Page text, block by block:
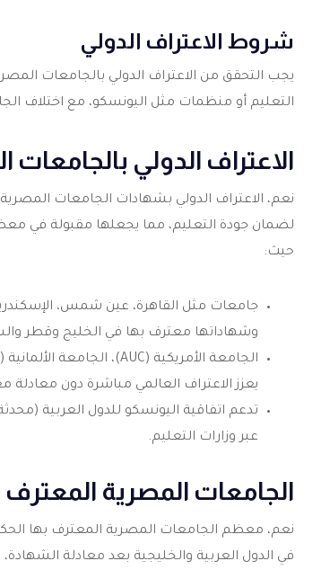
شروط الاعتراف الدولي
يجب التحقق من الاعتراف الدولي بالجامعات
التعليم أو منظمات مثل اليونسكو، مع اختلاف
الاعتراف الدولي بالجامعات
نعم، الاعتراف الدولي بشهادات الجامعات
لضمان جودة التعليم، مما يجعلها مقبولة في
حيث:
وشهاداتها معترف بها في الخليج وقطر
يعزز الاعتراف العالمي مباشرة دون معادلة
عبر وزارات التعليم.
الجامعات المصرية المعترف
نعم، معظم الجامعات المصرية المعترف بها
في الدول العربية والخليجية بعد معادلة